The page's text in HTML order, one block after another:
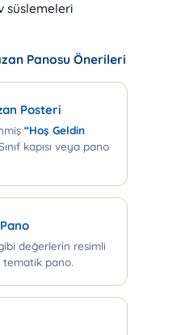
süslemeleri
Panosu Önerileri
Posteri
“Hoş Geldin
kapısı veya pano
değerlerin resimli
tematik pano.